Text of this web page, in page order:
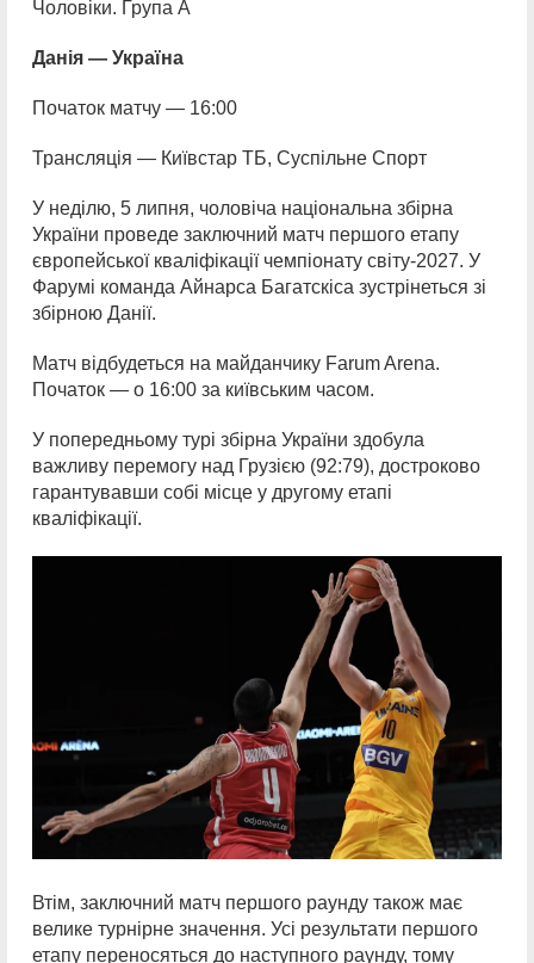
Чоловіки. Група А
Данія — Україна
Початок матчу — 16:00
Трансляція — Київстар ТБ, Суспільне Спорт
У неділю, 5 липня, чоловіча національна збірна
України проведе заключний матч першого етапу
європейської кваліфікації чемпіонату світу-2027. У
Фарумі команда Айнарса Багатскіса зустрінеться зі
збірною Данії.
Матч відбудеться на майданчику Farum Arena.
Початок — о 16:00 за київським часом.
У попередньому турі збірна України здобула
важливу перемогу над Грузією (92:79), достроково
гарантувавши собі місце у другому етапі
кваліфікації.
Втім, заключний матч першого раунду також має
велике турнірне значення. Усі результати першого
етапу переносяться до наступного раунду, тому